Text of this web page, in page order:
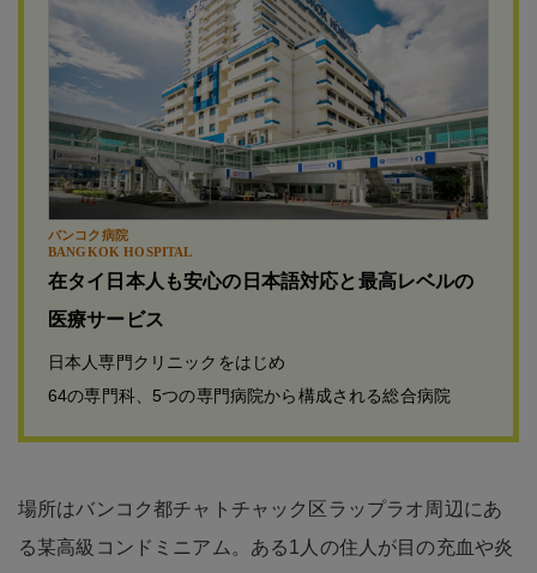
バンコク病院
BANGKOK HOSPITAL
在タイ日本人も安心の日本語対応と最高レベルの
医療サービス
日本人専門クリニックをはじめ
64の専門科、5つの専門病院から構成される総合病院
場所はバンコク都チャトチャック区ラップラオ周辺にあ
る某高級コンドミニアム。ある1人の住人が目の充血や炎